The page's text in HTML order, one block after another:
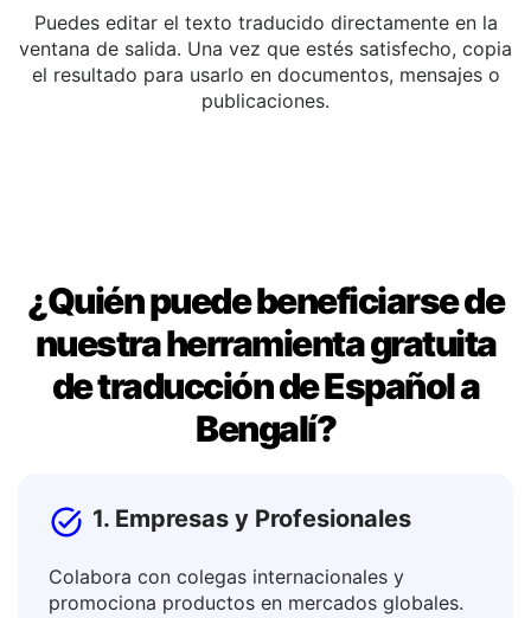
Copiar o Editar
Puedes editar el texto traducido directamente en la
ventana de salida. Una vez que estés satisfecho, copia
¿Quién puede beneficiarse de
nuestra herramienta gratuita
de traducción de Español a
1. Empresas y Profesionales